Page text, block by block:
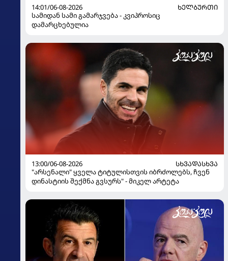
14:01/06-08-2026
ᲮᲔᲚᲑᲣᲠᲗᲘ
სამიდან სამი გამარჯვება - კვიპროსიც
დამარცხებულია
13:00/06-08-2026
ᲡᲮᲕᲐᲓᲐᲡᲮᲕᲐ
"არსენალი" ყველა ტიტულისთვის იბრძოლებს, ჩვენ
დინასტიის შექმნა გვსურს" - მიკელ არტეტა